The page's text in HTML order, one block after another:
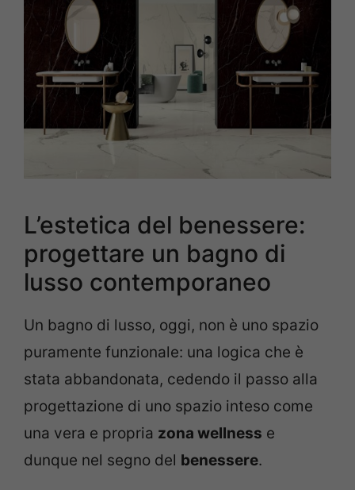
L’estetica del benessere:
progettare un bagno di
lusso contemporaneo
Un bagno di lusso, oggi, non è uno spazio
puramente funzionale: una logica che è
stata abbandonata, cedendo il passo alla
progettazione di uno spazio inteso come
una vera e propria zona wellness e
dunque nel segno del benessere.